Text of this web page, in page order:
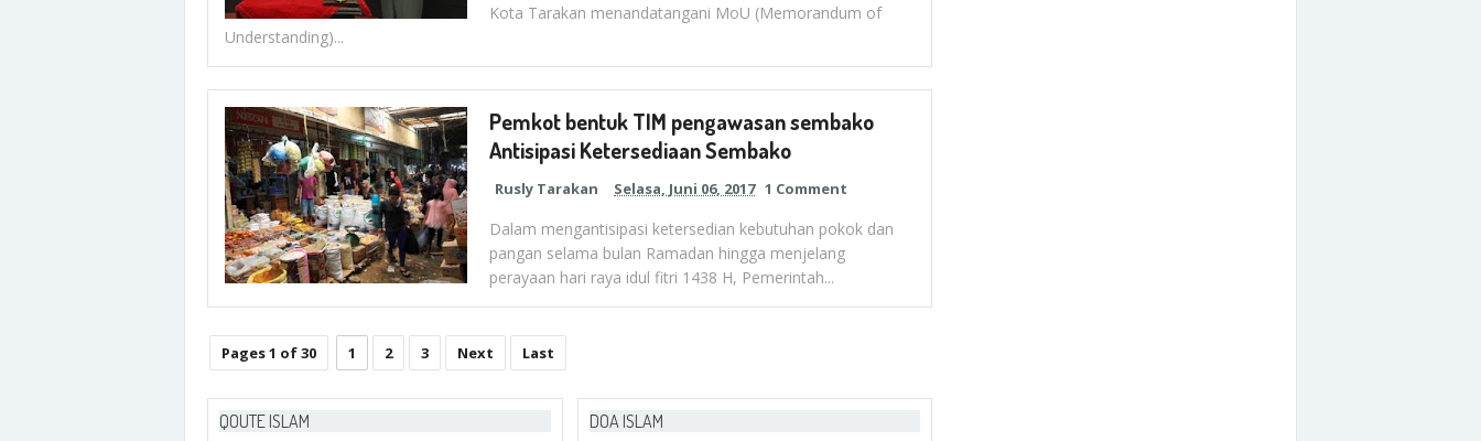
Kota Tarakan menandatangani MoU (Memorandum of
Understanding)...
Pemkot bentuk TIM pengawasan sembako
Antisipasi Ketersediaan Sembako
Rusly Tarakan Selasa, Juni 06, 2017 1 Comment
Dalam mengantisipasi ketersedian kebutuhan pokok dan
pangan selama bulan Ramadan hingga menjelang
perayaan hari raya idul fitri 1438 H, Pemerintah...
Pages 1 of 30 1 2 3 Next Last
QOUTE ISLAM DOA ISLAM